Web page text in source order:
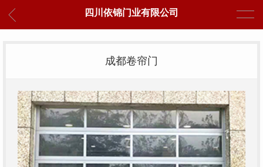
四川依锦门业有限公司
成都卷帘门